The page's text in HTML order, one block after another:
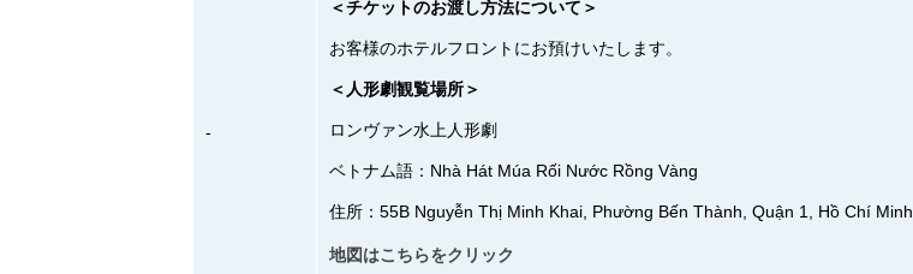
-
＜チケットのお渡し方法について＞
お客様のホテルフロントにお預けいたします。
＜人形劇観覧場所＞
ロンヴァン水上人形劇
ベトナム語：Nhà Hát Múa Rối Nước Rồng Vàng
住所：55B Nguyễn Thị Minh Khai, Phường Bến Thành, Quận 1, Hồ Chí Minh
地図はこちらをクリック